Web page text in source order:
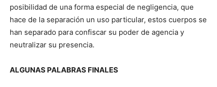
posibilidad de una forma especial de negligencia, que
hace de la separación un uso particular, estos cuerpos se
han separado para confiscar su poder de agencia y
neutralizar su presencia.
ALGUNAS PALABRAS FINALES